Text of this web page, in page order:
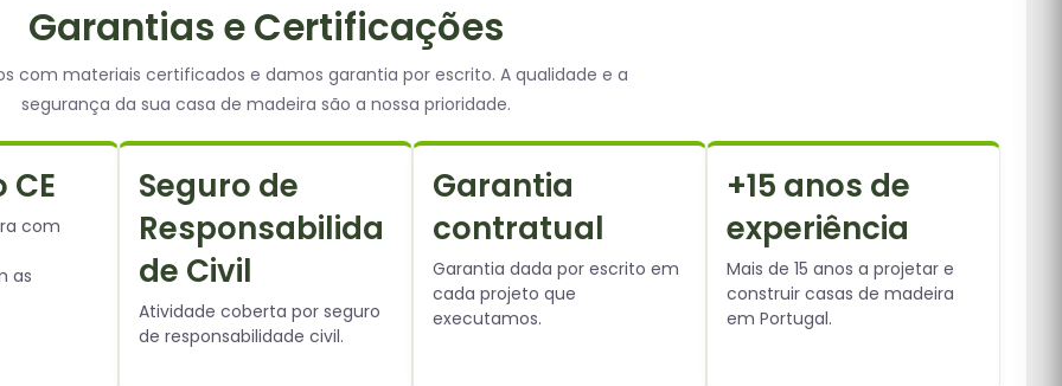
Garantias e Certificações
com materiais certificados e damos garantia por escrito. A qualidade e a
segurança da sua casa de madeira são a nossa prioridade.
com
as
Seguro de
Responsabilida
de Civil
Atividade coberta por seguro
de responsabilidade civil.
Garantia
contratual
Garantia dada por escrito em
cada projeto que
executamos.
+15 anos de
experiência
Mais de 15 anos a projetar e
construir casas de madeira
em Portugal.